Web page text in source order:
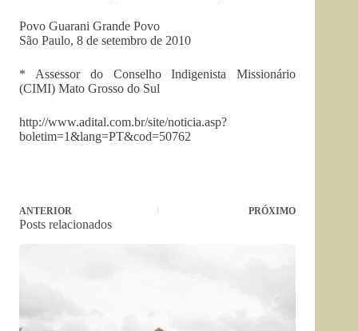
Povo Guarani Grande Povo
São Paulo, 8 de setembro de 2010
* Assessor do Conselho Indigenista Missionário
(CIMI) Mato Grosso do Sul
http://www.adital.com.br/site/noticia.asp?
boletim=1&lang=PT&cod=50762
ANTERIOR PRÓXIMO
Posts relacionados